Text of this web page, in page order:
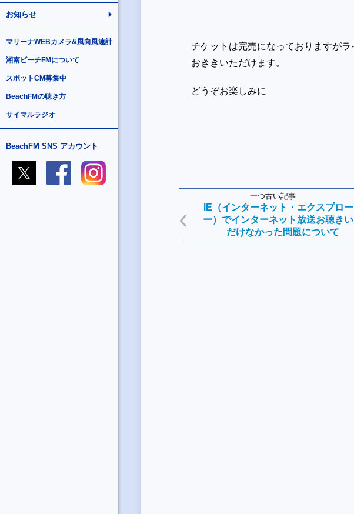
お知らせ
マリーナWEBカメラ&風向風速計
湘南ビーチFMについて
スポットCM募集中
BeachFMの聴き方
サイマルラジオ
BeachFM SNS アカウント
チケットは完売になっておりますがラ
おききいただけます。
どうぞお楽しみに
一つ古い記事
IE（インターネット・エクスプロ
ー）でインターネット放送お聴き
だけなかった問題について